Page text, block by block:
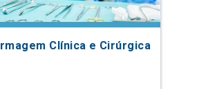
Clínica e Cirúrgica